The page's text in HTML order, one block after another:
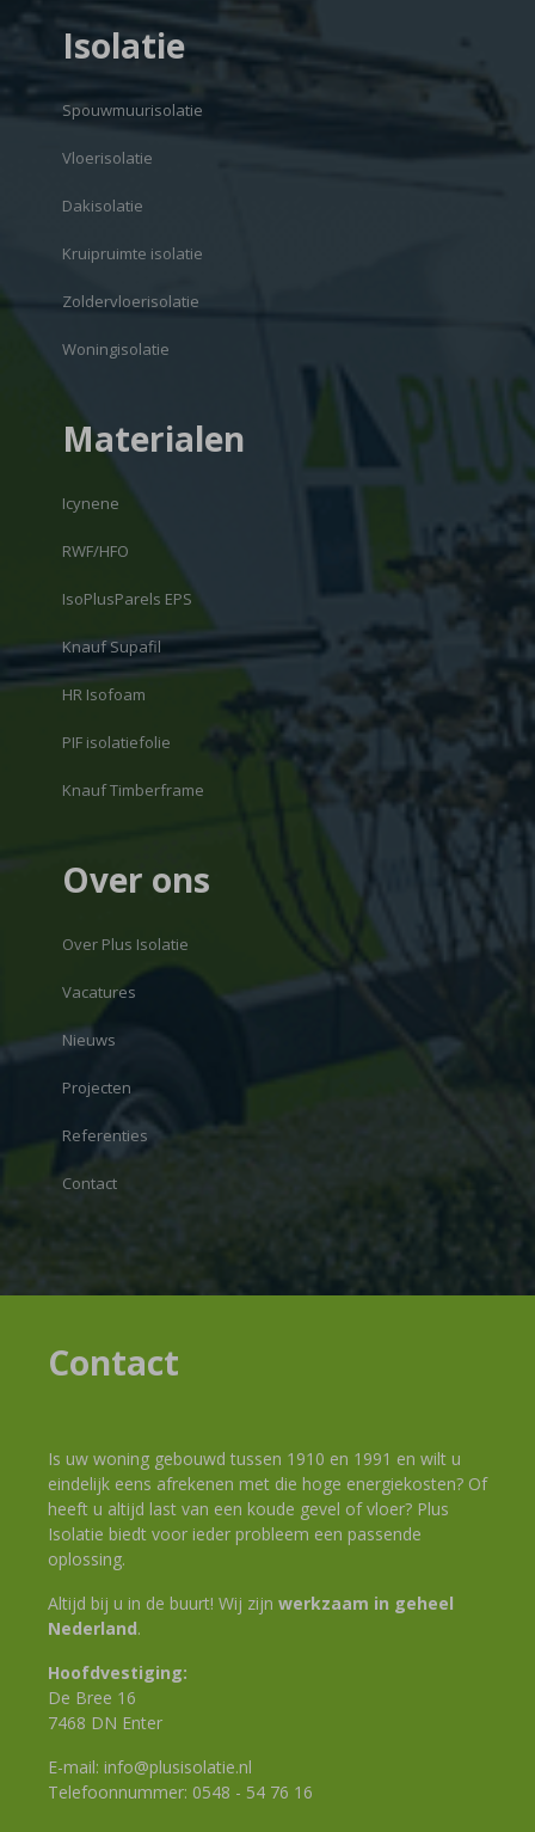
Isolatie
Spouwmuurisolatie
Vloerisolatie
Dakisolatie
Kruipruimte isolatie
Zoldervloerisolatie
Woningisolatie
Materialen
Icynene
RWF/HFO
IsoPlusParels EPS
Knauf Supafil
HR Isofoam
PIF isolatiefolie
Knauf Timberframe
Over ons
Over Plus Isolatie
Vacatures
Nieuws
Projecten
Referenties
Contact
Contact
Is uw woning gebouwd tussen 1910 en 1991 en wilt u
eindelijk eens afrekenen met die hoge energiekosten? Of
heeft u altijd last van een koude gevel of vloer? Plus
Isolatie biedt voor ieder probleem een passende
oplossing.
Altijd bij u in de buurt! Wij zijn werkzaam in geheel
Nederland.
Hoofdvestiging:
De Bree 16
7468 DN Enter
E-mail: info@plusisolatie.nl
Telefoonnummer: 0548 - 54 76 16